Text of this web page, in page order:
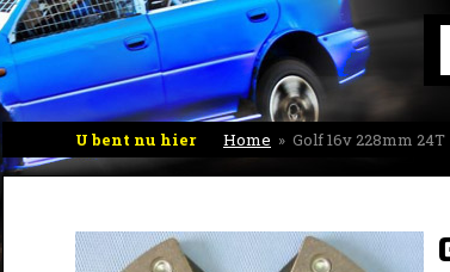
U bent nu hier Home » Golf 16v 228mm 24T